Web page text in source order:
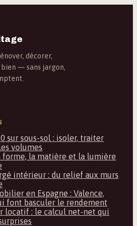
décorer,
— sans jargon,
sur sous-sol : isoler, traiter
volumes
forme, la matière et la lumière
intérieur : du relief aux murs
en Espagne : Valence,
font basculer le rendement
locatif : le calcul net-net qui